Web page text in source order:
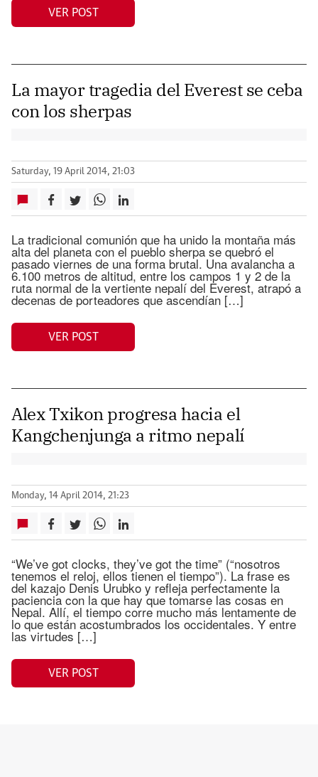
VER POST
La mayor tragedia del Everest se ceba
con los sherpas
Saturday, 19 April 2014, 21:03
La tradicional comunión que ha unido la montaña más
alta del planeta con el pueblo sherpa se quebró el
pasado viernes de una forma brutal. Una avalancha a
6.100 metros de altitud, entre los campos 1 y 2 de la
ruta normal de la vertiente nepalí del Everest, atrapó a
decenas de porteadores que ascendían […]
VER POST
Alex Txikon progresa hacia el
Kangchenjunga a ritmo nepalí
Monday, 14 April 2014, 21:23
“We’ve got clocks, they’ve got the time” (“nosotros
tenemos el reloj, ellos tienen el tiempo”). La frase es
del kazajo Denis Urubko y refleja perfectamente la
paciencia con la que hay que tomarse las cosas en
Nepal. Allí, el tiempo corre mucho más lentamente de
lo que están acostumbrados los occidentales. Y entre
las virtudes […]
VER POST